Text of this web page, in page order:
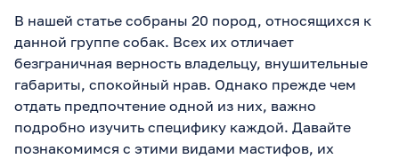
В нашей статье собраны 20 пород, относящихся к
данной группе собак. Всех их отличает
безграничная верность владельцу, внушительные
габариты, спокойный нрав. Однако прежде чем
отдать предпочтение одной из них, важно
подробно изучить специфику каждой. Давайте
познакомимся с этими видами мастифов, их